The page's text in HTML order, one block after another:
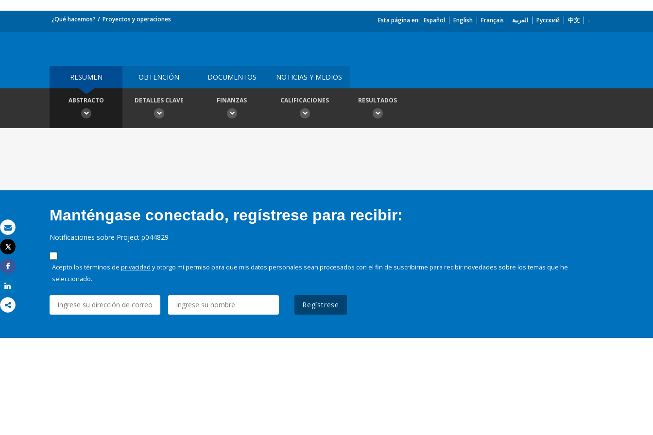
Correo electrónico
Imprimir
Tweet
Share
¿Qué hacemos? Proyectos y operaciones Esta página en: Español English Français العربية Русский 中文
RESUMEN OBTENCIÓN DOCUMENTOS NOTICIAS Y MEDIOS
ABSTRACTO DETALLES CLAVE FINANZAS CALIFICACIONES RESULTADOS
Manténgase conectado, regístrese para recibir:
Notificaciones sobre Project p044829
Acepto los términos de privacidad y otorgo mi permiso para que mis datos personales sean procesados con el fin de suscribirme para recibir novedades sobre los temas que he
seleccionado.
Regístrese